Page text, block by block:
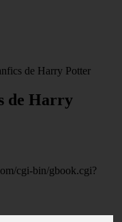
de Harry Potter
de Harry
cgi-bin/gbook.cgi?